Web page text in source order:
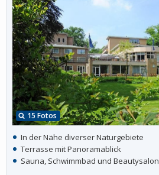
15 Fotos
In der Nähe diverser Naturgebiete
Terrasse mit Panoramablick
Sauna, Schwimmbad und Beautysalon